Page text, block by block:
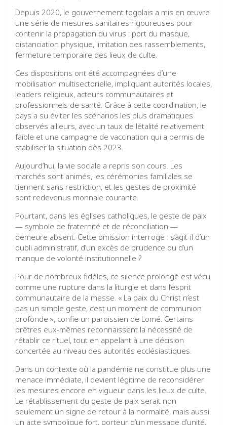
Depuis 2020, le gouvernement togolais a mis en œuvre
une série de mesures sanitaires rigoureuses pour
contenir la propagation du virus : port du masque,
distanciation physique, limitation des rassemblements,
fermeture temporaire des lieux de culte.
Ces dispositions ont été accompagnées d’une
mobilisation multisectorielle, impliquant autorités locales,
leaders religieux, acteurs communautaires et
professionnels de santé. Grâce à cette coordination, le
pays a su éviter les scénarios les plus dramatiques
observés ailleurs, avec un taux de létalité relativement
faible et une campagne de vaccination qui a permis de
stabiliser la situation dès 2023.
Aujourd’hui, la vie sociale a repris son cours. Les
marchés sont animés, les cérémonies familiales se
tiennent sans restriction, et les gestes de proximité
sont redevenus monnaie courante.
Pourtant, dans les églises catholiques, le geste de paix
— symbole de fraternité et de réconciliation —
demeure absent. Cette omission interroge : s’agit-il d’un
oubli administratif, d’un excès de prudence ou d’un
manque de volonté institutionnelle ?
Pour de nombreux fidèles, ce silence prolongé est vécu
comme une rupture dans la liturgie et dans l’esprit
communautaire de la messe. « La paix du Christ n’est
pas un simple geste, c’est un moment de communion
profonde », confie un paroissien de Lomé. Certains
prêtres eux-mêmes reconnaissent la nécessité de
rétablir ce rituel, tout en appelant à une décision
concertée au niveau des autorités ecclésiastiques.
Dans un contexte où la pandémie ne constitue plus une
menace immédiate, il devient légitime de reconsidérer
les mesures encore en vigueur dans les lieux de culte.
Le rétablissement du geste de paix serait non
seulement un signe de retour à la normalité, mais aussi
un acte symbolique fort, porteur d’un message d’unité,